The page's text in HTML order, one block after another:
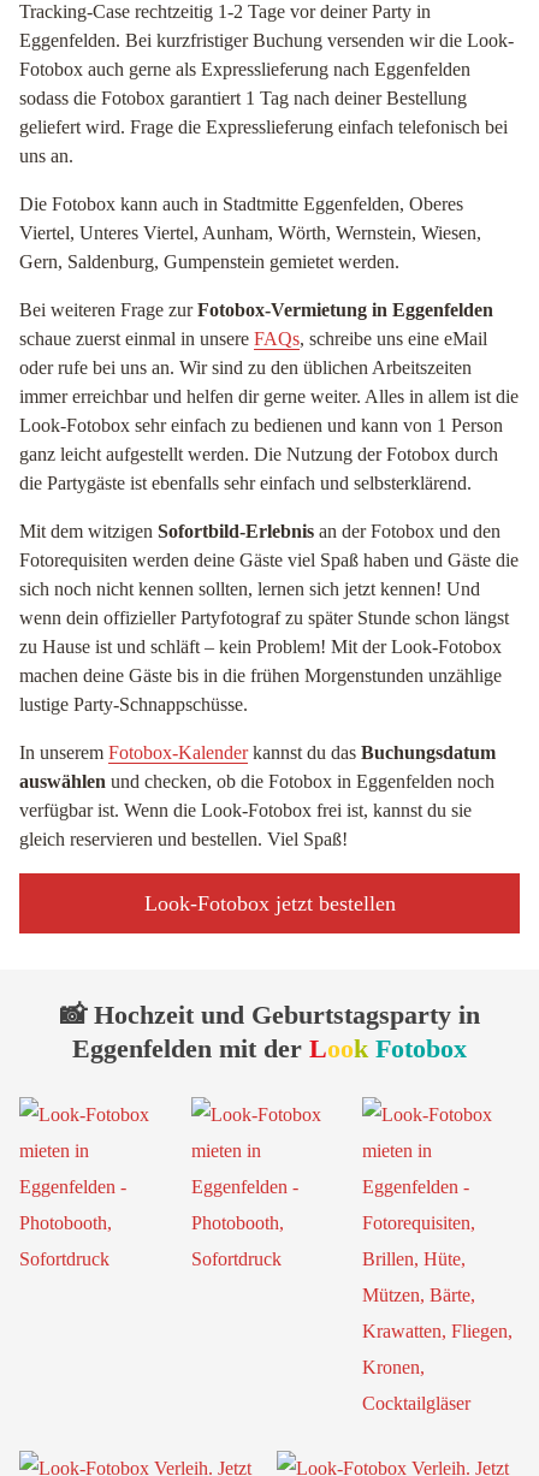
Tracking-Case rechtzeitig 1-2 Tage vor deiner Party in
Eggenfelden. Bei kurzfristiger Buchung versenden wir die Look-
Fotobox auch gerne als Expresslieferung nach Eggenfelden
sodass die Fotobox garantiert 1 Tag nach deiner Bestellung
geliefert wird. Frage die Expresslieferung einfach telefonisch bei
uns an.
Die Fotobox kann auch in Stadtmitte Eggenfelden, Oberes
Viertel, Unteres Viertel, Aunham, Wörth, Wernstein, Wiesen,
Gern, Saldenburg, Gumpenstein gemietet werden.
Bei weiteren Frage zurFotobox-Vermietung in Eggenfelden
schaue zuerst einmal in unsere FAQs, schreibe uns eine eMail
oder rufe bei uns an. Wir sind zu den üblichen Arbeitszeiten
immer erreichbar und helfen dir gerne weiter. Alles in allem ist die
Look-Fotobox sehr einfach zu bedienen und kann von 1 Person
ganz leicht aufgestellt werden. Die Nutzung der Fotobox durch
die Partygäste ist ebenfalls sehr einfach und selbsterklärend.
Mit dem witzigen Sofortbild-Erlebnis an der Fotobox und den
Fotorequisiten werden deine Gäste viel Spaß haben und Gäste die
sich noch nicht kennen sollten, lernen sich jetzt kennen! Und
wenn dein offizieller Partyfotograf zu später Stunde schon längst
zu Hause ist und schläft – kein Problem! Mit der Look-Fotobox
machen deine Gäste bis in die frühen Morgenstunden unzählige
lustige Party-Schnappschüsse.
In unserem Fotobox-Kalenderkannst du das Buchungsdatum
auswählen und checken, ob die Fotobox in Eggenfelden noch
verfügbar ist. Wenn die Look-Fotobox frei ist, kannst du sie
gleich reservieren und bestellen. Viel Spaß!
Look-Fotobox jetzt bestellen
📸 Hochzeit und Geburtstagsparty in
Eggenfelden mit der Look Fotobox